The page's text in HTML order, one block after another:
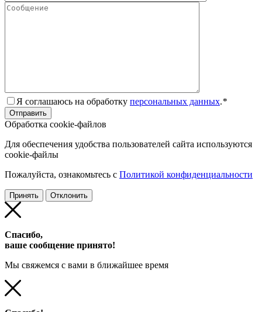
Я соглашаюсь на обработку персональных данных.*
Обработка cookie-файлов
Для обеспечения удобства пользователей сайта используются
cookie-файлы
Пожалуйста, ознакомьтесь с Политикой конфиденциальности
Принять Отклонить
Спасибо,
ваше сообщение принято!
Мы свяжемся с вами в ближайшее время